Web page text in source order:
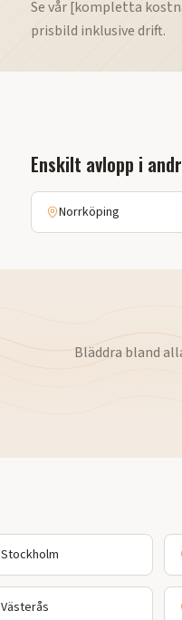
Se vår [kompletta
prisbild inklusive drift.
Enskilt avlopp i
Norrköping
Bläddra bland
Stockholm
Västerås